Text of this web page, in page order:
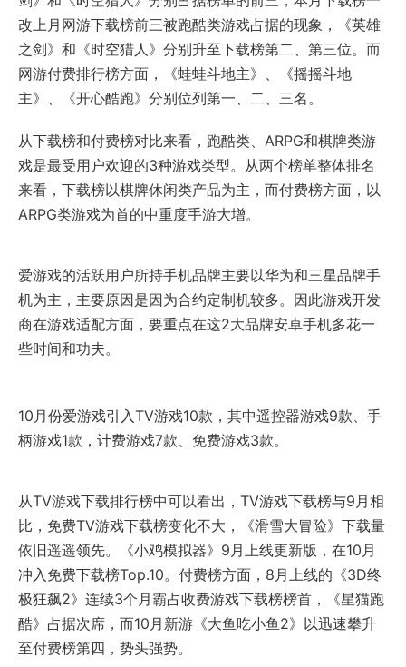
改上月网游下载榜前三被跑酷类游戏占据的现象，《英雄
之剑》和《时空猎人》分别升至下载榜第二、第三位。而
网游付费排行榜方面，《蛙蛙斗地主》、《摇摇斗地
主》、《开心酷跑》分别位列第一、二、三名。
从下载榜和付费榜对比来看，跑酷类、ARPG和棋牌类游
戏是最受用户欢迎的3种游戏类型。从两个榜单整体排名
来看，下载榜以棋牌休闲类产品为主，而付费榜方面，以
ARPG类游戏为首的中重度手游大增。
爱游戏的活跃用户所持手机品牌主要以华为和三星品牌手
机为主，主要原因是因为合约定制机较多。因此游戏开发
商在游戏适配方面，要重点在这2大品牌安卓手机多花一
些时间和功夫。
10月份爱游戏引入TV游戏10款，其中遥控器游戏9款、手
柄游戏1款，计费游戏7款、免费游戏3款。
从TV游戏下载排行榜中可以看出，TV游戏下载榜与9月相
比，免费TV游戏下载榜变化不大，《滑雪大冒险》下载量
依旧遥遥领先。《小鸡模拟器》9月上线更新版，在10月
冲入免费下载榜Top.10。付费榜方面，8月上线的《3D终
极狂飙2》连续3个月霸占收费游戏下载榜榜首，《星猫跑
酷》占据次席，而10月新游《大鱼吃小鱼2》以迅速攀升
至付费榜第四，势头强势。